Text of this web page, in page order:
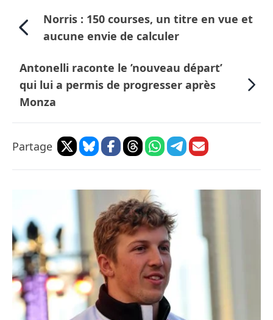
Norris : 150 courses, un titre en vue et
aucune envie de calculer
Antonelli raconte le ’nouveau départ’
qui lui a permis de progresser après
Monza
Partage